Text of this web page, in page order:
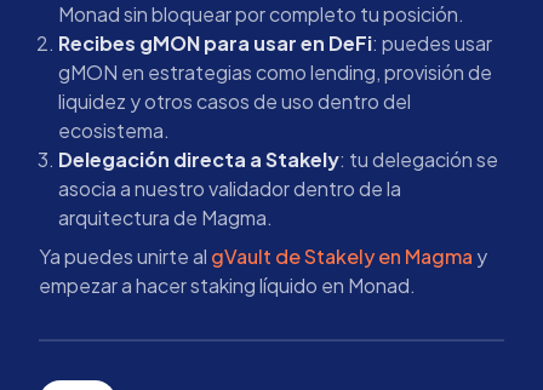
Monad sin bloquear por completo tu posición.
Recibes gMON para usar en DeFi: puedes usar
gMON en estrategias como lending, provisión de
liquidez y otros casos de uso dentro del
ecosistema.
Delegación directa a Stakely: tu delegación se
asocia a nuestro validador dentro de la
arquitectura de Magma.
Ya puedes unirte al gVault de Stakely en Magma y
empezar a hacer staking líquido en Monad.